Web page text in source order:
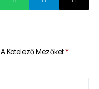
A Kötelező Mezőket*